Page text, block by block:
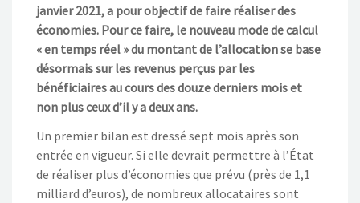
janvier 2021, a pour objectif de faire réaliser des
économies. Pour ce faire, le nouveau mode de calcul
« en temps réel » du montant de l’allocation se base
désormais sur les revenus perçus par les
bénéficiaires au cours des douze derniers mois et
non plus ceux d’il y a deux ans.
Un premier bilan est dressé sept mois après son
entrée en vigueur. Si elle devrait permettre à l’État
de réaliser plus d’économies que prévu (près de 1,1
milliard d’euros), de nombreux allocataires sont